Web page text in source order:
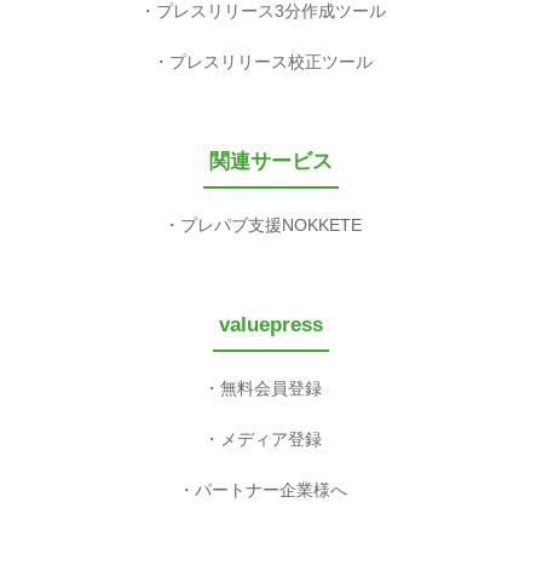
プレスリリース3分作成ツール
プレスリリース校正ツール
関連サービス
プレパブ支援NOKKETE
valuepress
無料会員登録
メディア登録
パートナー企業様へ